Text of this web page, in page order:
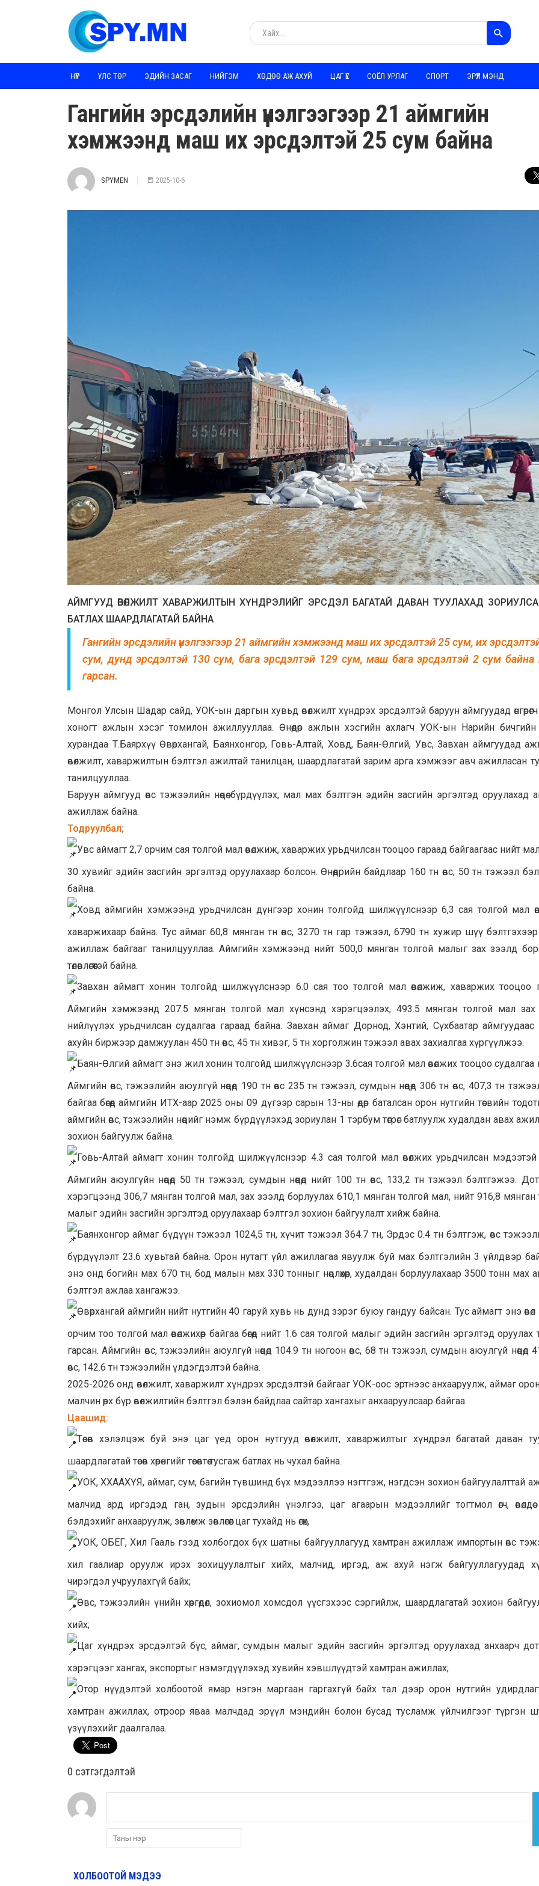
НҮҮР УЛС ТӨР ЭДИЙН ЗАСАГ НИЙГЭМ ХӨДӨӨ АЖ АХУЙ ЦАГ ҮЕ СОЁЛ УРЛАГ СПОРТ ЭРҮҮЛ МЭНД
Гангийн эрсдэлийн үнэлгээгээр 21 аймгийн
хэмжээнд маш их эрсдэлтэй 25 сум байна
SPYMEN 2025-10-6
АЙМГУУД ӨВӨЛЖИЛТ ХАВАРЖИЛТЫН ХҮНДРЭЛИЙГ ЭРСДЭЛ БАГАТАЙ ДАВАН ТУУЛАХАД ЗОРИУЛСАН
БАТЛАХ ШААРДЛАГАТАЙ БАЙНА
Гангийн эрсдэлийн үнэлгээгээр 21 аймгийн хэмжээнд маш их эрсдэлтэй 25 сум, их
сум, дунд эрсдэлтэй 130 сум, бага эрсдэлтэй 129 сум, маш бага эрсдэлтэй 2 сум байна
гарсан.
Монгол Улсын Шадар сайд, УОК-ын даргын хувьд өвөлжилт хүндрэх эрсдэлтэй баруун аймгуудад
хоногт ажлын хэсэг томилон ажиллууллаа. Өнөөдөр ажлын хэсгийн ахлагч УОК-ын Нарийн бичгийн
хурандаа Т.Баярхүү Өвөрхангай, Баянхонгор, Говь-Алтай, Ховд, Баян-Өлгий, Увс, Завхан аймгуудад
өвөлжилт, хаваржилтын бэлтгэл ажилтай танилцан, шаардлагатай зарим арга хэмжээг авч ажилласан
танилцууллаа.
Баруун аймгууд өвс тэжээлийн нөөцөө бүрдүүлэх, мал мах бэлтгэн эдийн засгийн эргэлтэд оруулахад
ажиллаж байна.
Тодруулбал;
Увс аймагт 2,7 орчим сая толгой мал өвөлжиж, хаваржих урьдчилсан тооцоо гараад байгаагаас нийт
30 хувийг эдийн засгийн эргэлтэд оруулахаар болсон. Өнөөдрийн байдлаар 160 тн өвс, 50 тн тэжээл
байна.
Ховд аймгийн хэмжээнд урьдчилсан дүнгээр хонин толгойд шилжүүлснээр 6,3 сая толгой мал
хаваржихаар байна. Тус аймаг 60,8 мянган тн өвс, 3270 тн гар тэжээл, 6790 тн хужир шүү бэлтгэхээр
ажиллаж байгааг танилцууллаа. Аймгийн хэмжээнд нийт 500,0 мянган толгой малыг зах зээлд
төлөвлөгөөтэй байна.
Завхан аймагт хонин толгойд шилжүүлснээр 6.0 сая тоо толгой мал өвөлжиж, хаваржих тооцоо
Аймгийн хэмжээнд 207.5 мянган толгой мал хүнсэнд хэрэгцээлэх, 493.5 мянган толгой мал зах
нийлүүлэх урьдчилсан судалгаа гараад байна. Завхан аймаг Дорнод, Хэнтий, Сүхбаатар аймгуудаас
ахуйн биржээр дамжуулан 450 тн өвс, 45 тн хивэг, 5 тн хорголжин тэжээл авах захиалгаа хүргүүлжээ.
Баян-Өлгий аймагт энэ жил хонин толгойд шилжүүлснээр 3.6сая толгой мал өвөлжих тооцоо судалгаа
Аймгийн өвс, тэжээлийн аюулгүй нөөцөд 190 тн өвс 235 тн тэжээл, сумдын нөөцөд 306 тн өвс, 407,3 тн тэжээл
байгаа бөгөөд аймгийн ИТХ-аар 2025 оны 09 дүгээр сарын 13-ны өдөр баталсан орон нутгийн төсвийн
аймгийн өвс, тэжээлийн нөөцийг нэмж бүрдүүлэхэд зориулан 1 тэрбум төгрөг батлуулж худалдан авах
зохион байгуулж байна.
Говь-Алтай аймагт хонин толгойд шилжүүлснээр 4.3 сая толгой мал өвөлжих урьдчилсан мэдээтэй
Аймгийн аюулгүйн нөөцөд 50 тн тэжээл, сумдын нөөцөд нийт 100 тн өвс, 133,2 тн тэжээл бэлтгэжээ.
хэрэгцээнд 306,7 мянган толгой мал, зах зээлд борлуулах 610,1 мянган толгой мал, нийт 916,8 мянган
малыг эдийн засгийн эргэлтэд оруулахаар бэлтгэл зохион байгуулалт хийж байна.
Баянхонгор аймаг бүдүүн тэжээл 1024,5 тн, хүчит тэжээл 364.7 тн, Эрдэс 0.4 тн бэлтгэж, өвс
бүрдүүлэлт 23.6 хувьтай байна. Орон нутагт үйл ажиллагаа явуулж буй мах бэлтгэлийн 3 үйлдвэр
энэ онд богийн мах 670 тн, бод малын мах 330 тонныг нөөцлөхөөр, худалдан борлуулахаар 3500 тонн мах
бэлтгэл ажлаа хангажээ.
Өвөрхангай аймгийн нийт нутгийн 40 гаруй хувь нь дунд зэрэг буюу гандуу байсан. Тус аймагт энэ өвөл
орчим тоо толгой мал өвөлжихөөр байгаа бөгөөд нийт 1.6 сая толгой малыг эдийн засгийн эргэлтэд оруулах
гарсан. Аймгийн өвс, тэжээлийн аюулгүй нөөцөд 104.9 тн ногоон өвс, 68 тн тэжээл, сумдын аюулгүй нөөцөд
өвс, 142.6 тн тэжээлийн үлдэгдэлтэй байна.
2025-2026 онд өвөлжилт, хаваржилт хүндрэх эрсдэлтэй байгааг УОК-оос эртнээс анхааруулж, аймаг
малчин өрх бүр өвөлжилтийн бэлтгэл бэлэн байдлаа сайтар хангахыг анхааруулсаар байгаа.
Цаашид:
Төсөв хэлэлцэж буй энэ цаг үед орон нутгууд өвөлжилт, хаваржилтыг хүндрэл багатай даван
шаардлагатай төсөв хөрөнгийг төсөвтөө тусгаж батлах нь чухал байна.
УОК, ХХААХҮЯ, аймаг, сум, багийн түвшинд бүх мэдээллээ нэгтгэж, нэгдсэн зохион байгуулалттай
малчид ард иргэдэд ган, зудын эрсдэлийн үнэлгээ, цаг агаарын мэдээллийг тогтмол өгч, өвөлдөө
бэлдэхийг анхааруулж, зөвлөмж зөвлөгөөг цаг тухайд нь өгөх,
УОК, ОБЕГ, Хил Гааль гээд холбогдох бүх шатны байгууллагууд хамтран ажиллаж импортын өвс
хил гаалиар оруулж ирэх зохицуулалтыг хийх, малчид, иргэд, аж ахуй нэгж байгууллагуудад
чирэгдэл учруулахгүй байх;
Өвс, тэжээлийн үнийн хөөргөдөл, зохиомол хомсдол үүсгэхээс сэргийлж, шаардлагатай зохион
хийх;
Цаг хүндрэх эрсдэлтэй бүс, аймаг, сумдын малыг эдийн засгийн эргэлтэд оруулахад анхаарч
хэрэгцээг хангах, экспортыг нэмэгдүүлэхэд хувийн хэвшлүүдтэй хамтран ажиллах;
Отор нүүдэлтэй холбоотой ямар нэгэн маргаан гаргахгүй байх тал дээр орон нутгийн
хамтран ажиллах, отроор яваа малчдад эрүүл мэндийн болон бусад тусламж үйлчилгээг түргэн
үзүүлэхийг даалгалаа.
0 cэтгэгдэлтэй
ХОЛБООТОЙ МЭДЭЭ